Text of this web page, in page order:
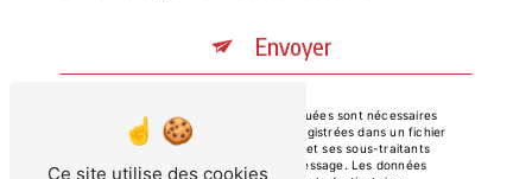
Envoyer
** Les données personnelles communiquées sont nécessaires
aux fins de vous contacter et sont enregistrées dans un fichier
informatisé. Elles sont destinées à AGC et ses sous-traitants
dans le seul but de répondre à votre message. Les données
Ce site utilise des cookies